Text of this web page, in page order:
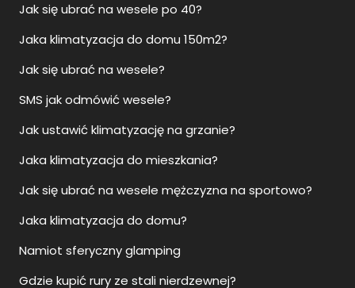
Jak się ubrać na wesele po 40?
Jaka klimatyzacja do domu 150m2?
Jak się ubrać na wesele?
SMS jak odmówić wesele?
Jak ustawić klimatyzację na grzanie?
Jaka klimatyzacja do mieszkania?
Jak się ubrać na wesele mężczyzna na sportowo?
Jaka klimatyzacja do domu?
Namiot sferyczny glamping
Gdzie kupić rury ze stali nierdzewnej?